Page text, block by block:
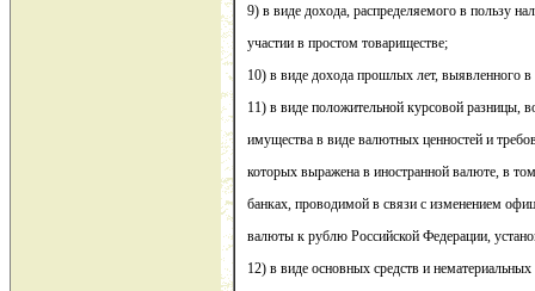
9) в виде дохода, распределяемого в пользу
участии в простом товариществе;
10) в виде дохода прошлых лет, выявленного
11) в виде положительной курсовой разницы,
имущества в виде валютных ценностей и
которых выражена в иностранной валюте, в
банках, проводимой в связи с изменением
валюты к рублю Российской Федерации,
12) в виде основных средств и